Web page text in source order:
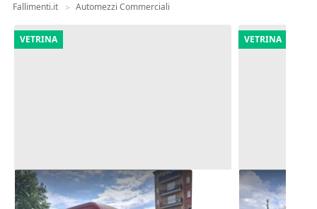
Fallimenti.it > Automezzi Commerciali
VETRINA
Furgone Mercedes Sprinter
VETRINA
Furgone
Sprinter